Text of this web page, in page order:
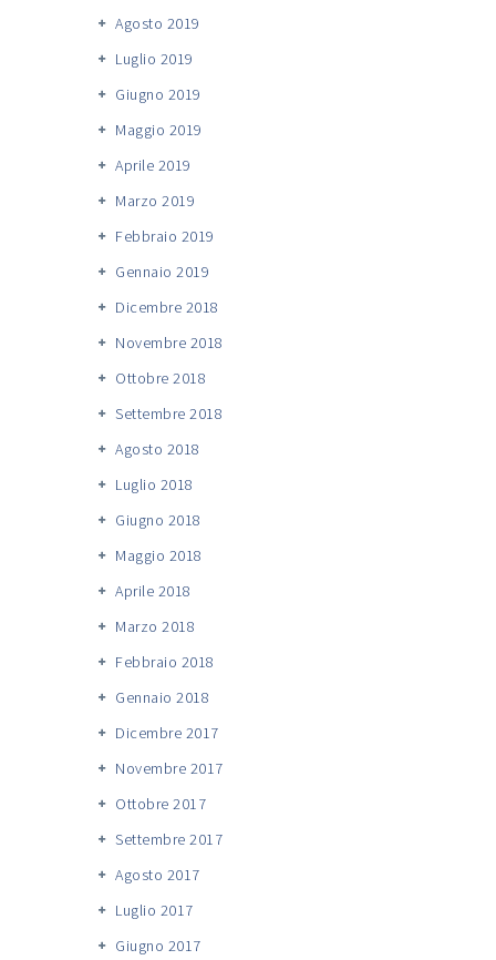
Agosto 2019
Luglio 2019
Giugno 2019
Maggio 2019
Aprile 2019
Marzo 2019
Febbraio 2019
Gennaio 2019
Dicembre 2018
Novembre 2018
Ottobre 2018
Settembre 2018
Agosto 2018
Luglio 2018
Giugno 2018
Maggio 2018
Aprile 2018
Marzo 2018
Febbraio 2018
Gennaio 2018
Dicembre 2017
Novembre 2017
Ottobre 2017
Settembre 2017
Agosto 2017
Luglio 2017
Giugno 2017